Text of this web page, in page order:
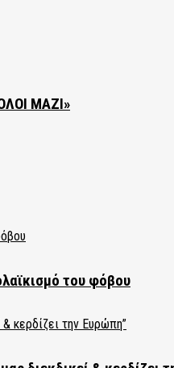
ΜΑΖΙ»
του φόβου